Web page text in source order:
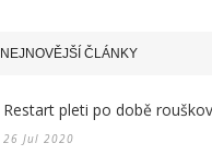
NEJNOVĚJŠÍ ČLÁNKY
Restart pleti po době
26 Jul 2020